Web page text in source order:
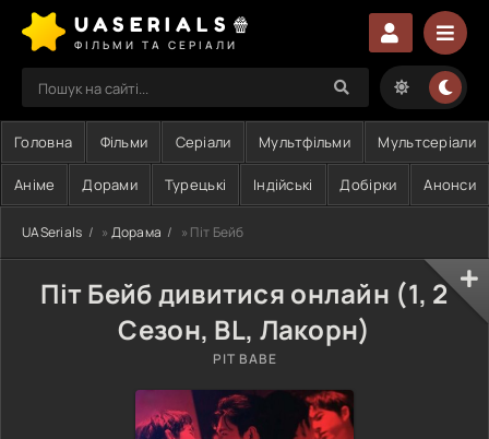
UASERIALS🍿
ФІЛЬМИ ТА СЕРІАЛИ
Головна Фільми Серіали Мультфільми Мультсеріали
Аніме Дорами Турецькі Індійські Добірки Анонси
UASerials » Дорама » Піт Бейб
Піт Бейб дивитися онлайн (1, 2
Сезон, BL, Лакорн)
PIT BABE